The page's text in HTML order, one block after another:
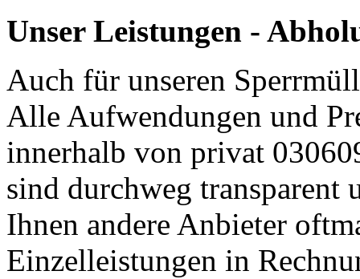
Unser Leistungen -
Auch für unseren
Alle Aufwendungen und
innerhalb von privat
sind durchweg transparent
Ihnen andere Anbieter
Einzelleistungen in